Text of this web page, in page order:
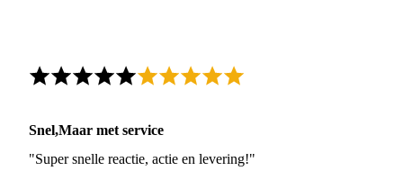
Snel,Maar met service
"Super snelle reactie, actie en levering!"